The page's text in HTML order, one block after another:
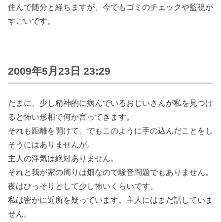
住んで随分と経ちますが、今でもゴミのチェックや監視が
すごいです。
2009年5月23日 23:29
たまに、少し精神的に病んでいるおじいさんが私を見つけ
ると怖い形相で何か言ってきます。
それも距離を開けて。でもこのように手の込んだことをし
そうにはありませんが。
主人の浮気は絶対ありません。
それと我が家の周りは畑なので騒音問題でもありません。
夜はひっそりとして少し怖いくらいです。
私は密かに近所を疑っています。主人にはまだ話していま
せん。